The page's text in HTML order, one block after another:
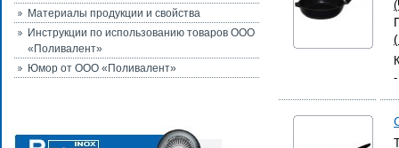
Материалы продукции и свойства
Инструкции по использованию товаров ООО
«Поливалент»
Юмор от ООО «Поливалент»